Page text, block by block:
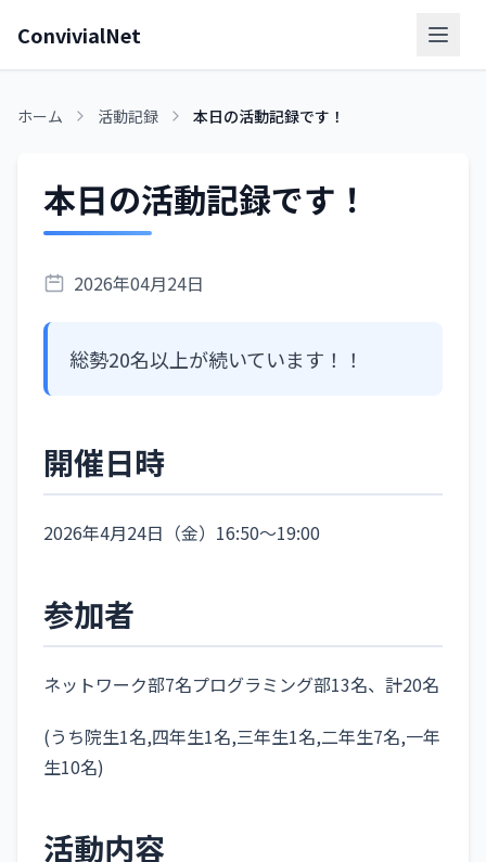
ConvivialNet
ホーム 活動記録 本日の活動記録です！
本日の活動記録です！
2026年04月24日
総勢20名以上が続いています！！
開催日時
2026年4月24日（金）16:50〜19:00
参加者
ネットワーク部7名プログラミング部13名、計20名
(うち院生1名,四年生1名,三年生1名,二年生7名,一年
生10名)
活動内容